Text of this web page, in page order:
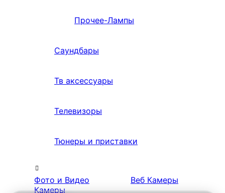
Прочее-Лампы
Саундбары
Тв аксессуары
Телевизоры
Тюнеры и приставки
Фото и Видео
Камеры
Веб Камеры